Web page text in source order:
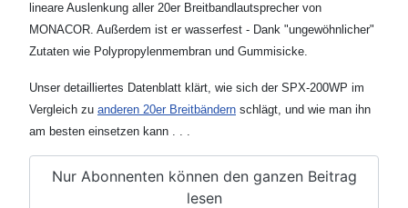
lineare Auslenkung aller 20er Breitbandlautsprecher von
MONACOR. Außerdem ist er wasserfest - Dank "ungewöhnlicher"
Zutaten wie Polypropylenmembran und Gummisicke.
Unser detailliertes Datenblatt klärt, wie sich der SPX-200WP im
Vergleich zu anderen 20er Breitbändern schlägt, und wie man ihn
am besten einsetzen kann . . .
Nur Abonnenten können den ganzen Beitrag
lesen